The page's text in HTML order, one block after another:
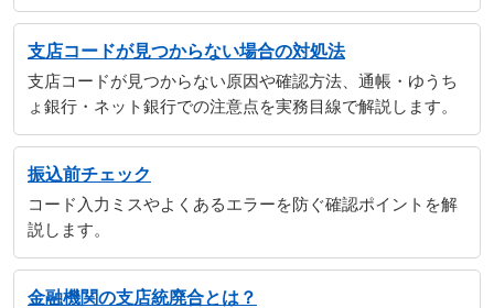
支店コードが見つからない場合の対処法
支店コードが見つからない原因や確認方法、通帳・ゆうち
ょ銀行・ネット銀行での注意点を実務目線で解説します。
振込前チェック
コード入力ミスやよくあるエラーを防ぐ確認ポイントを解
説します。
金融機関の支店統廃合とは？